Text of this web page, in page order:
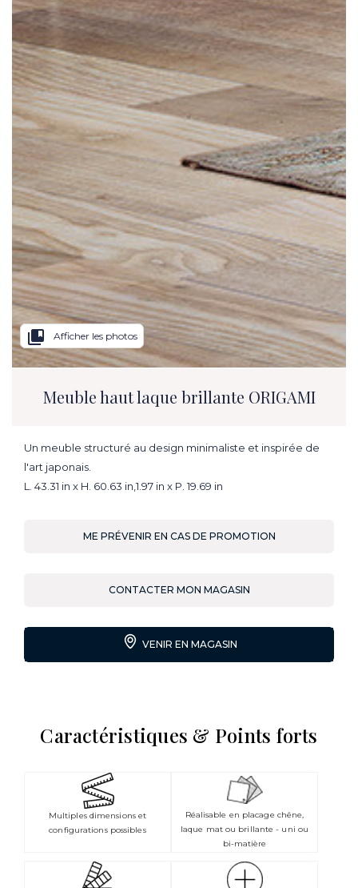
collections_bookmark Afficher les photos
Meuble haut laque brillante ORIGAMI
Un meuble structuré au design minimaliste et inspirée de
l'art japonais.
L. 43.31 in x H. 60.63 in,1.97 in x P. 19.69 in
ME PRÉVENIR EN CAS DE PROMOTION
CONTACTER MON MAGASIN
VENIR EN MAGASIN
Caractéristiques & Points forts
Multiples dimensions et
configurations possibles
Réalisable en placage chêne,
laque mat ou brillante - uni ou
bi-matière